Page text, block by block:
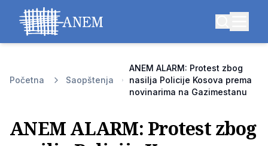
Početna Saopštenja
ANEM ALARM: Protest zbog
nasilja Policije Kosova prema
novinarima na Gazimestanu
ANEM ALARM: Protest zbog